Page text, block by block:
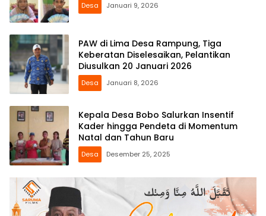
Desa Januari 9, 2026
PAW di Lima Desa Rampung, Tiga
Keberatan Diselesaikan, Pelantikan
Diusulkan 20 Januari 2026
Desa Januari 8, 2026
Kepala Desa Bobo Salurkan Insentif
Kader hingga Pendeta di Momentum
Natal dan Tahun Baru
Desa Desember 25, 2025